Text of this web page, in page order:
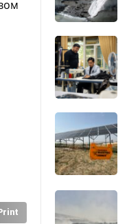
Print